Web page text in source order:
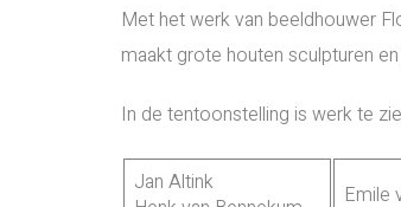
Met het werk van beeldhouwer
maakt grote houten sculpturen
In de tentoonstelling is werk te
Jan Altink
Emile